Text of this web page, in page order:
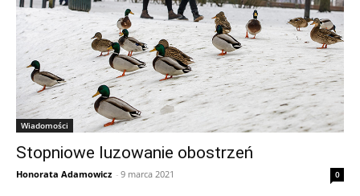
Wiadomości
Stopniowe luzowanie obostrzeń
Honorata Adamowicz - 9 marca 2021 0